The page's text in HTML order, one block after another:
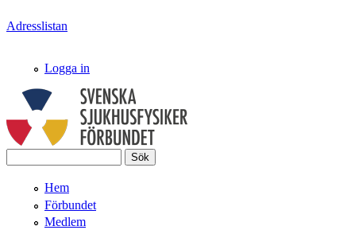
Adresslistan
Logga in
SjukhusFysikerFörbundet
Hem
Förbundet
Medlem